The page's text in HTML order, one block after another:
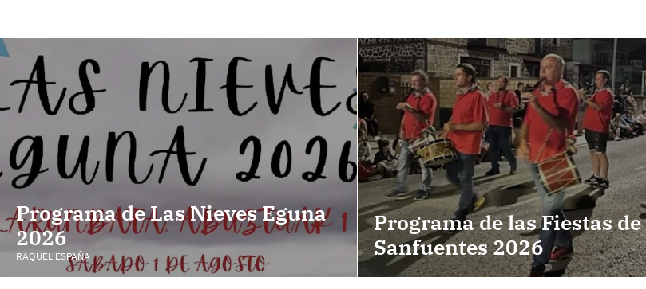
Programa de Las Nieves Eguna
2026
RAQUEL ESPAÑA
Programa de las Fiestas de
Sanfuentes 2026